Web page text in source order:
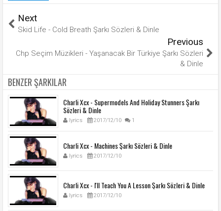
Next
Skid Life - Cold Breath Şarkı Sözleri & Dinle
Previous
Chp Seçim Müzikleri - Yaşanacak Bir Türkiye Şarkı Sözleri
& Dinle
BENZER ŞARKILAR
Charli Xcx - Supermodels And Holiday Stunners Şarkı
Sözleri & Dinle
lyrics 2017/12/10 1
Charli Xcx - Machines Şarkı Sözleri & Dinle
lyrics 2017/12/10
Charli Xcx - I'll Teach You A Lesson Şarkı Sözleri & Dinle
lyrics 2017/12/10